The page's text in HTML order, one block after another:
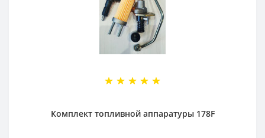
Комплект топливной аппаратуры 178F